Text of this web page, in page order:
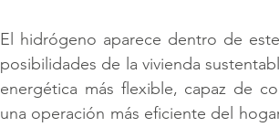
El hidrógeno aparece dentro de
posibilidades de la vivienda
energética más flexible, capaz de
una operación más eficiente del